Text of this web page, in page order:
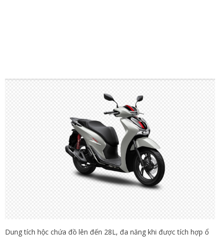
Dung tích hộc chứa đồ lên đến 28L, đa năng khi được tích hợp ổ